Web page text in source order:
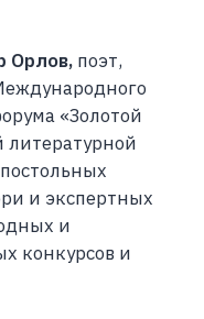
Орлов, поэт,
«Золотой
литературной
и экспертных
и
конкурсов и